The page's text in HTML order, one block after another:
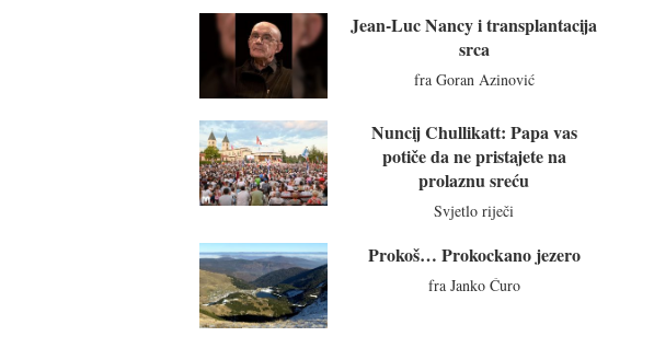
Jean-Luc Nancy i transplantacija
srca
fra Goran Azinović
Nuncij Chullikatt: Papa vas
potiče da ne pristajete na
prolaznu sreću
Svjetlo riječi
Prokoš… Prokockano jezero
fra Janko Ćuro